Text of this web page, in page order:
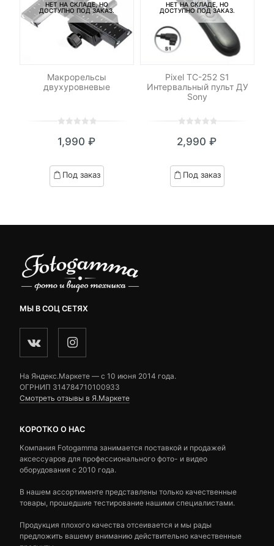
НЕТ НА СКЛАДЕ, НО
ДОСТУПНО ПОД ЗАКАЗ.
Макрорельсы
двухуровневые
out
based
on
1,990 ₽
Под заказ
НЕТ НА СКЛАДЕ, НО
ДОСТУПНО ПОД ЗАКАЗ.
Pixel TC-252 S1
Интервальный пульт ДУ
Sony
out
based
on
2,990 ₽
Под заказ
МЫ В СОЦ СЕТЯХ
На Яндекс.Маркете — c 10 июня 2014 года.
ОГРНИП 314784710100933
Смотреть отзывы в Я.Маркете
КОРОТКО О НАС
Компания Fotogamma занимается поставкой и продажей
аксессуаров для профессионального фото- и видео
оборудования с 2010 года.
В нашем ассортименте представлены только качественные
товары, прошедшие тестирование нашими специалистами.
Продукция плохого качества отсеивается и мы рады
предложить вашему вниманию действительно качественные